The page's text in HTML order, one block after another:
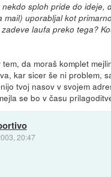
sploh pride do ideje,
mail) uporabljal kot
laufa preko tega?
da moraš komplet
kar sicer še ni problem,
tvoj nasov v svojem
se bo v času
20:47